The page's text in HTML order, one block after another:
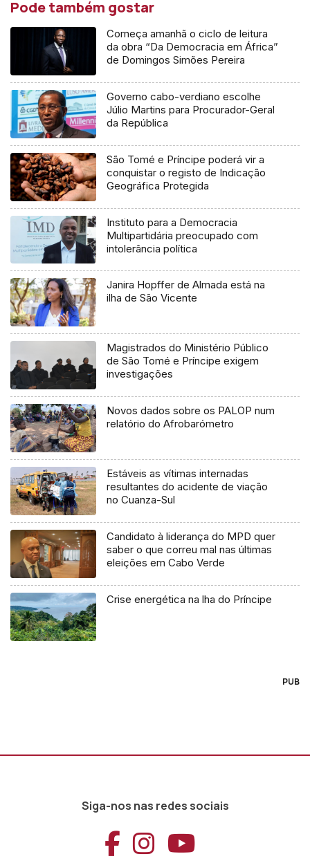
Pode também gostar
Começa amanhã o ciclo de leitura
da obra “Da Democracia em África”
de Domingos Simões Pereira
Governo cabo-verdiano escolhe
Júlio Martins para Procurador-Geral
da República
São Tomé e Príncipe poderá vir a
conquistar o registo de Indicação
Geográfica Protegida
Instituto para a Democracia
Multipartidária preocupado com
intolerância política
Janira Hopffer de Almada está na
ilha de São Vicente
Magistrados do Ministério Público
de São Tomé e Príncipe exigem
investigações
Novos dados sobre os PALOP num
relatório do Afrobarómetro
Estáveis as vítimas internadas
resultantes do acidente de viação
no Cuanza-Sul
Candidato à liderança do MPD quer
saber o que correu mal nas últimas
eleições em Cabo Verde
Crise energética na lha do Príncipe
PUB
Siga-nos nas redes sociais
Aceder ao
Aceder ao
Aceder